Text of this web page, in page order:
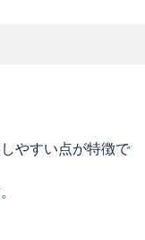
やすい点が特徴で